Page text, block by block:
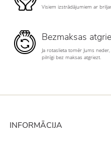
Visiem izstrādājumiem ar
Bezmaksas
Ja rotaslieta tomēr Jums
pilnīgi bez maksas atgriezt.
INFORMĀCIJA